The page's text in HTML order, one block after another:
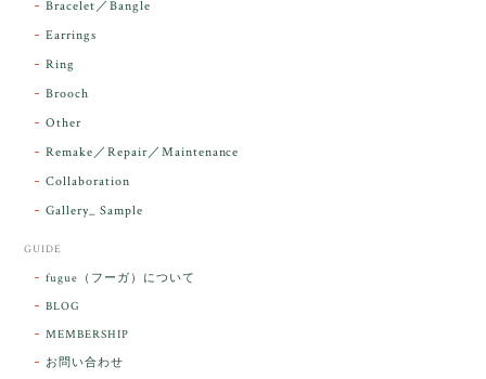
レビューをありがとうございます。 実物を
こそ この度は誠にありがとうございまし
た人に幸せが訪れる」という言い伝えがあるケサラン
Bracelet／Bangle
Earrings
Ring
Brooch
Other
Remake／Repair／Maintenance
Collaboration
Gallery_ Sample
GUIDE
fugue（フーガ）について
BLOG
MEMBERSHIP
お問い合わせ